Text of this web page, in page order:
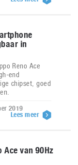
in
Reno Ace
end
chipset, goed
2019
Lees meer
Ace van 90Hz